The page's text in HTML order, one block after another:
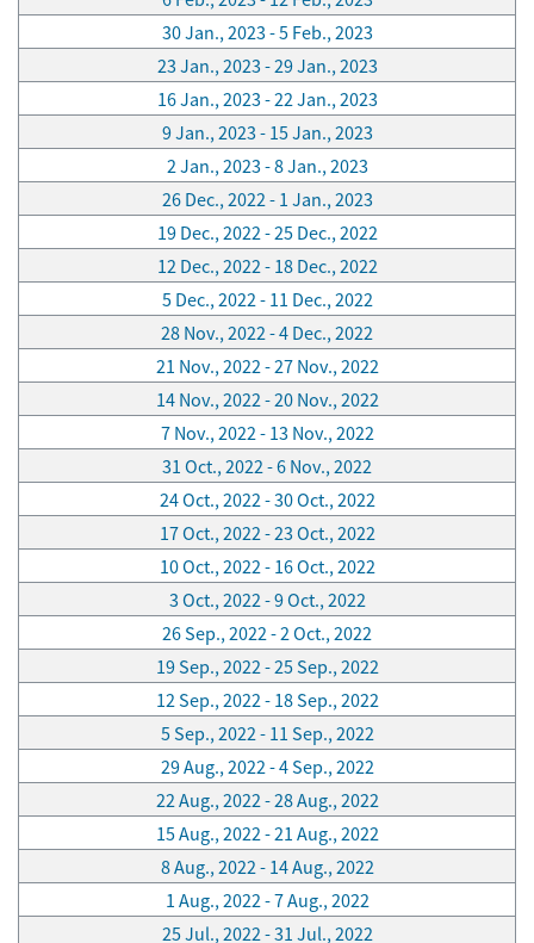
30 Jan., 2023 - 5 Feb., 2023
23 Jan., 2023 - 29 Jan., 2023
16 Jan., 2023 - 22 Jan., 2023
9 Jan., 2023 - 15 Jan., 2023
2 Jan., 2023 - 8 Jan., 2023
26 Dec., 2022 - 1 Jan., 2023
19 Dec., 2022 - 25 Dec., 2022
12 Dec., 2022 - 18 Dec., 2022
5 Dec., 2022 - 11 Dec., 2022
28 Nov., 2022 - 4 Dec., 2022
21 Nov., 2022 - 27 Nov., 2022
14 Nov., 2022 - 20 Nov., 2022
7 Nov., 2022 - 13 Nov., 2022
31 Oct., 2022 - 6 Nov., 2022
24 Oct., 2022 - 30 Oct., 2022
17 Oct., 2022 - 23 Oct., 2022
10 Oct., 2022 - 16 Oct., 2022
3 Oct., 2022 - 9 Oct., 2022
26 Sep., 2022 - 2 Oct., 2022
19 Sep., 2022 - 25 Sep., 2022
12 Sep., 2022 - 18 Sep., 2022
5 Sep., 2022 - 11 Sep., 2022
29 Aug., 2022 - 4 Sep., 2022
22 Aug., 2022 - 28 Aug., 2022
15 Aug., 2022 - 21 Aug., 2022
8 Aug., 2022 - 14 Aug., 2022
1 Aug., 2022 - 7 Aug., 2022
25 Jul., 2022 - 31 Jul., 2022